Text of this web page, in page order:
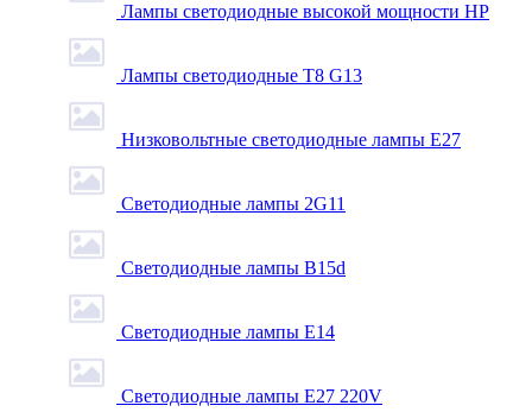
Лампы светодиодные высокой мощности HP
Лампы светодиодные Т8 G13
Низковольтные светодиодные лампы E27
Светодиодные лампы 2G11
Светодиодные лампы B15d
Светодиодные лампы E14
Светодиодные лампы E27 220V